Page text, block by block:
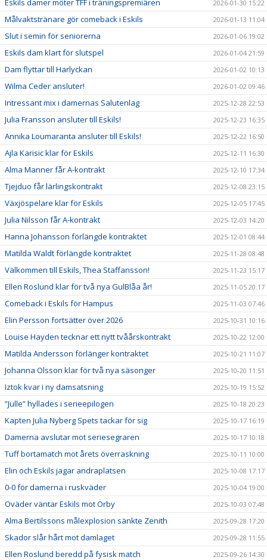
2026-01-30 15:22
Målvaktstränare gör comeback i Eskils 2026-01-13 11:04
Slut i semin för seniorerna 2026-01-06 19:02
Eskils dam klart för slutspel 2026-01-04 21:59
Dam flyttar till Harlyckan 2026-01-02 10:13
Wilma Ceder ansluter! 2026-01-02 09:46
Intressant mix i damernas Salutenlag 2025-12-28 22:53
Julia Fransson ansluter till Eskils! 2025-12-23 16:35
Annika Loumaranta ansluter till Eskils! 2025-12-22 16:50
Ajla Karisic klar för Eskils 2025-12-11 16:30
Alma Manner får A-kontrakt 2025-12-10 17:34
Tjejduo får lärlingskontrakt 2025-12-08 23:15
Växjöspelare klar för Eskils 2025-12-05 17:45
Julia Nilsson får A-kontrakt 2025-12-03 14:20
Hanna Johansson förlängde kontraktet 2025-12-01 08:44
Matilda Waldt förlängde kontraktet 2025-11-28 08:48
Välkommen till Eskils, Thea Staffansson! 2025-11-23 15:17
Ellen Roslund klar för två nya GulBlåa år! 2025-11-05 20:17
Comeback i Eskils för Hampus 2025-11-03 07:46
Elin Persson fortsätter över 2026 2025-10-31 10:16
Louise Hayden tecknar ett nytt tvåårskontrakt 2025-10-22 12:00
Matilda Andersson förlänger kontraktet 2025-10-21 11:07
Johanna Olsson klar för två nya säsonger 2025-10-20 11:51
Iztok kvar i ny damsatsning 2025-10-19 15:52
”Julle” hyllades i serieepilogen 2025-10-18 20:23
Kapten Julia Nyberg Spets tackar för sig 2025-10-17 16:19
Damerna avslutar mot seriesegraren 2025-10-17 10:18
Tuff bortamatch mot årets överraskning 2025-10-11 10:00
Elin och Eskils jagar andraplatsen 2025-10-08 17:17
0-0 för damerna i ruskväder 2025-10-04 19:00
Oväder väntar Eskils mot Örby 2025-10-03 07:48
Alma Bertilssons målexplosion sänkte Zenith 2025-09-28 17:20
Skador slår hårt mot damlaget 2025-09-28 11:55
Ellen Roslund beredd på fysisk match 2025-09-26 14:30